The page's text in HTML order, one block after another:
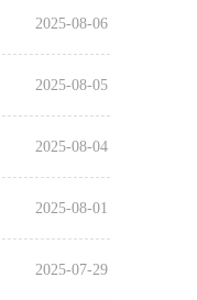
2025-08-06
2025-08-05
2025-08-04
2025-08-01
2025-07-29